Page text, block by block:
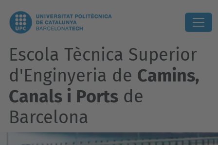
Escola Tècnica Superior
d'Enginyeria de Camins,
Canals i Ports de
Barcelona